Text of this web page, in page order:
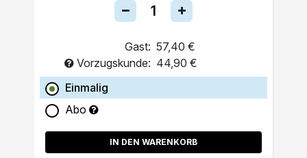
Gast: 57,40 €
Vorzugskunde: 44,90 €
Einmalig
Abo
IN DEN WARENKORB